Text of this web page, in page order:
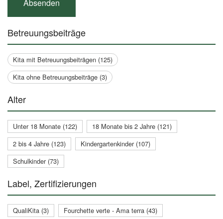
Betreuungsbeiträge
Kita mit Betreuungsbeiträgen (125)
Kita ohne Betreuungsbeiträge (3)
Alter
Unter 18 Monate (122)
18 Monate bis 2 Jahre (121)
2 bis 4 Jahre (123)
Kindergartenkinder (107)
Schulkinder (73)
Label, Zertifizierungen
QualiKita (3)
Fourchette verte - Ama terra (43)